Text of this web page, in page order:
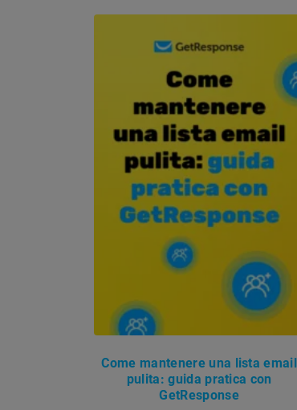
Come mantenere una lista email
pulita: guida pratica con
GetResponse